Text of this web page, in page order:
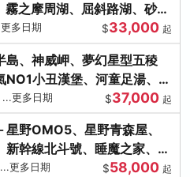
之摩周湖、屈斜路湖、砂湯
多日期 $33,000 起
島、神威岬、夢幻星型五稜
小丑漢堡、河童足湯、奇
更多日期 $37,000 起
野OMO5、星野青森屋、
幹線北斗號、睡魔之家、十
更多日期 $58,000 起